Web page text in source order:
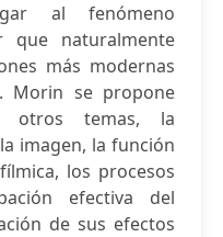
al fenómeno
que naturalmente
más modernas
Morin se propone
otros temas, la
imagen, la función
los procesos
efectiva del
de sus efectos